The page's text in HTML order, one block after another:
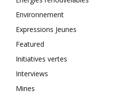
Environnement
Expressions Jeunes
Featured
Initiatives vertes
Interviews
Mines